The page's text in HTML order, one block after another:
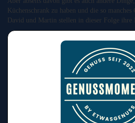
Küchenschrank zu haben und die so
David und Martin stellen in dieser Folge ihre